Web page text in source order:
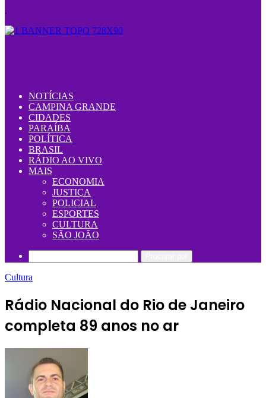
.
NOTÍCIAS
CAMPINA GRANDE
CIDADES
PARAÍBA
POLÍTICA
BRASIL
RÁDIO AO VIVO
MAIS
ECONOMIA
JUSTIÇA
POLICIAL
ESPORTES
CULTURA
SÃO JOÃO
Cultura
Rádio Nacional do Rio de Janeiro
completa 89 anos no ar